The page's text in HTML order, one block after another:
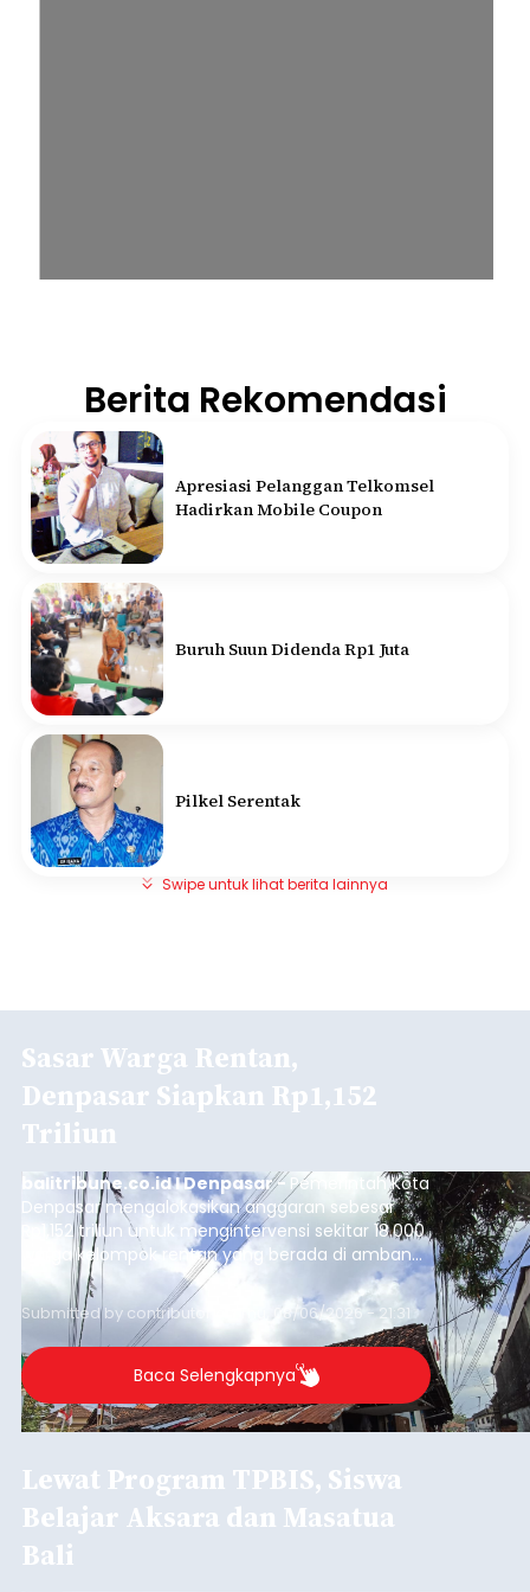
Berita Rekomendasi
Apresiasi Pelanggan Telkomsel
Hadirkan Mobile Coupon
Buruh Suun Didenda Rp1 Juta
Pilkel Serentak
Swipe untuk lihat berita lainnya
Sasar Warga Rentan,
Denpasar Siapkan Rp1,152
Triliun
balitribune.co.id I Denpasar - Pemerintah Kota
Denpasar mengalokasikan anggaran sebesar
Rp1,152 triliun untuk mengintervensi sekitar 18.000
warga kelompok rentan yang berada di ambang
garis kemiskinan. Langkah strategis ini diambil
guna menjaga masyarakat yang berada pada
kelompok desil 5 dan 6 tersebut agar tidak
merosot ke kategori miskin.
Submitted by contributor Thu, 08/06/2026 - 21:31
Baca Selengkapnya
Lewat Program TPBIS, Siswa
Belajar Aksara dan Masatua
Bali